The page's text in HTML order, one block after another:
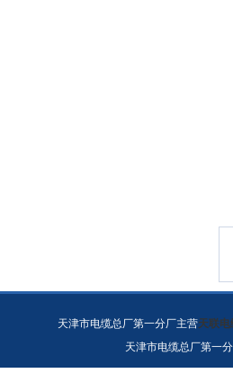
天津市电缆总厂第一分厂主营天联电
天津市电缆总厂第一